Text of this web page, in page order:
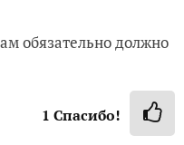
обязательно должно
1 Спасибо!